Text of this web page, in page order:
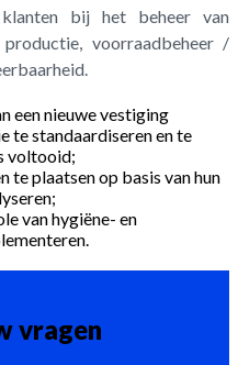
bij het beheer van
productie, voorraadbeheer /
een nieuwe vestiging
te standaardiseren en te
voltooid;
te plaatsen op basis van hun
van hygiëne- en
vragen